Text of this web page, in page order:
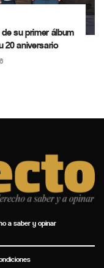
su primer álbum
20 aniversario
a saber y opinar